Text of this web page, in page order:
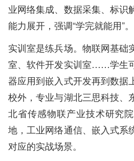
业网络集成、数据采集、标识
能力展开，强调“学完就能用”。
实训室是练兵场。物联网基础
室、软件开发实训室……学生
器应用到嵌入式开发再到数据
校外，专业与湖北三思科技、
北省传感物联产业技术研究
地，工业网络通信、嵌入式系
对应的实战场景。